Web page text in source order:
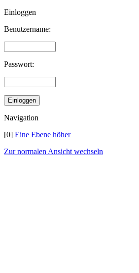
Einloggen
Benutzername:
Passwort:
Navigation
[0] Eine Ebene höher
Zur normalen Ansicht wechseln